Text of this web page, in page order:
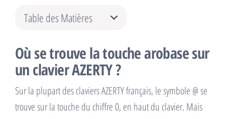
Table des Matières
Où se trouve la touche arobase sur
un clavier AZERTY ?
Sur la plupart des claviers AZERTY français, le symbole @ se
trouve sur la touche du chiffre 0, en haut du clavier. Mais